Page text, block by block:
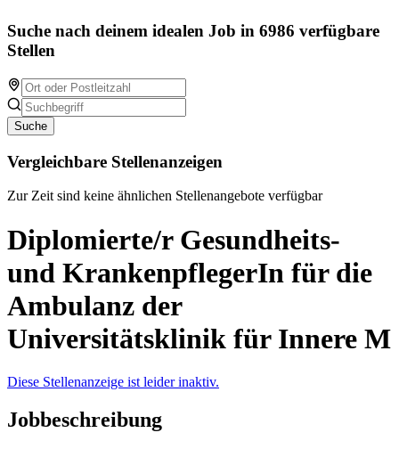
Suche nach deinem idealen Job in 6986 verfügbare
Stellen
Suche
Vergleichbare Stellenanzeigen
Zur Zeit sind keine ähnlichen Stellenangebote verfügbar
Diplomierte/r Gesundheits-
und KrankenpflegerIn für die
Ambulanz der
Universitätsklinik für Innere M
Diese Stellenanzeige ist leider inaktiv.
Jobbeschreibung